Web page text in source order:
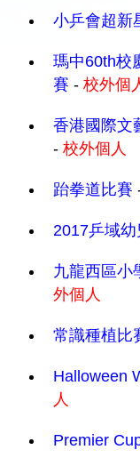
小乒會超新
瑪中60th校
賽 - 校外個
香港國際文
- 校外個人
跆拳道比賽
2017乒域
九龍西區小
外個人
常識種植比
Halloween
人
Premier